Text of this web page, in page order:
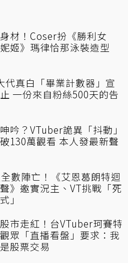
材！Coser扮《勝利女
姬》瑪律恰那泳裝造型
代真白「畢業計數器」宣
一份來自粉絲500天的告
吟？VTuber詭異「抖動」
130萬觀看 本人發最新聲
數陣亡！《艾恩葛朗特迴
》邀實況主、VT挑戰「死
」
市走紅！台VTuber珂賽特
眾「直播看盤」要求：我
股票交易